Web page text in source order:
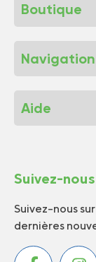
Boutique
Navigation
Aide
Suivez-nous
Suivez-nous
dernières